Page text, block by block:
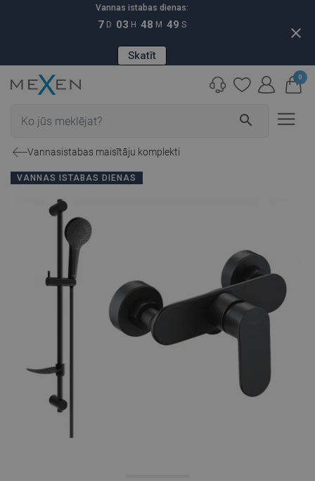
Vannas istabas dienas:
7 D 03 H 48 M 48 S
Skatīt
close
search
0
Vannasistabas maisītāju komplekti
VANNAS ISTABAS DIENAS